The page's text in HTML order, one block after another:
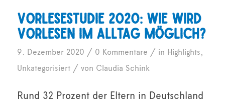
Vorlesestudie 2020: Wie wird
Vorlesen im Alltag möglich?
9. Dezember 2020 / 0 Kommentare / in Highlights,
Unkategorisiert / von Claudia Schink
Rund 32 Prozent der Eltern in Deutschland